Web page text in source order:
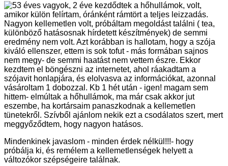
53 éves vagyok, 2 éve kezdődtek a hőhullámok, volt,
amikor külön felírtam, óránként rámtört a teljes leizzadás.
Nagyon kellemetlen volt, próbáltam megoldást találni ( tea,
különböző hatásosnak hírdetett készítmények) de semmi
eredmény nem volt. Azt korábban is hallotam, hogy a szója
kiváló ellenszer, ettem is sok tofut - más formában sajnos
nem megy- de semmi haatást nem vettem észre. Ekkor
kezdtem el böngészni az internetet, ahol ráakadtam a
szójavit honlapjára, és elolvasva az információkat, azonnal
vásároltam 1 dobozzal. Kb 1 hét után - igen! magam sem
hittem- elmúltak a hőhullámok, ma már csak akkor jut
eszembe, ha kortársaim panaszkodnak a kellemetlen
tünetekről. Szívből ajánlom nekik ezt a csodálatos szert, mert
meggyőződtem, hogy nagyon hatásos.
Mindenkinek javaslom - minden érdek nélkül!!!- hogy
próbálja ki, és remélem a kellemetlenségek helyett a
változókor szépségeire találnak.